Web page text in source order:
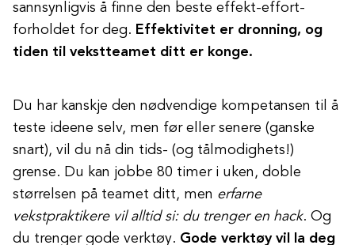
sannsynligvis å finne den beste effekt-effort-
forholdet for deg. Effektivitet er dronning, og
tiden til vekstteamet ditt er konge.
Du har kanskje den nødvendige kompetansen til å
teste ideene selv, men før eller senere (ganske
snart), vil du nå din tids- (og tålmodighets!)
grense. Du kan jobbe 80 timer i uken, doble
størrelsen på teamet ditt, men erfarne
vekstpraktikere vil alltid si: du trenger en hack. Og
du trenger gode verktøy. Gode verktøy vil la deg